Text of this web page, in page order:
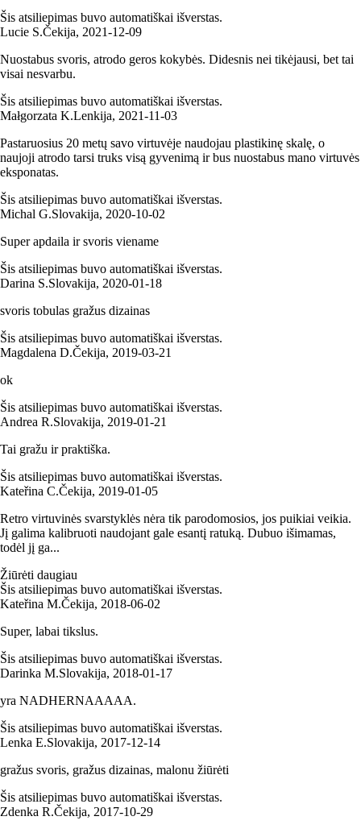
Šis atsiliepimas buvo automatiškai išverstas.
Lucie S.Čekija, 2021‑12‑09
Nuostabus svoris, atrodo geros kokybės. Didesnis nei tikėjausi, bet tai
visai nesvarbu.
Šis atsiliepimas buvo automatiškai išverstas.
Małgorzata K.Lenkija, 2021‑11‑03
Pastaruosius 20 metų savo virtuvėje naudojau plastikinę skalę, o
naujoji atrodo tarsi truks visą gyvenimą ir bus nuostabus mano virtuvės
eksponatas.
Šis atsiliepimas buvo automatiškai išverstas.
Michal G.Slovakija, 2020‑10‑02
Super apdaila ir svoris viename
Šis atsiliepimas buvo automatiškai išverstas.
Darina S.Slovakija, 2020‑01‑18
svoris tobulas gražus dizainas
Šis atsiliepimas buvo automatiškai išverstas.
Magdalena D.Čekija, 2019‑03‑21
ok
Šis atsiliepimas buvo automatiškai išverstas.
Andrea R.Slovakija, 2019‑01‑21
Tai gražu ir praktiška.
Šis atsiliepimas buvo automatiškai išverstas.
Kateřina C.Čekija, 2019‑01‑05
Retro virtuvinės svarstyklės nėra tik parodomosios, jos puikiai veikia.
Jį galima kalibruoti naudojant gale esantį ratuką. Dubuo išimamas,
todėl jį ga...
Žiūrėti daugiau
Šis atsiliepimas buvo automatiškai išverstas.
Kateřina M.Čekija, 2018‑06‑02
Super, labai tikslus.
Šis atsiliepimas buvo automatiškai išverstas.
Darinka M.Slovakija, 2018‑01‑17
yra NADHERNAAAAA.
Šis atsiliepimas buvo automatiškai išverstas.
Lenka E.Slovakija, 2017‑12‑14
gražus svoris, gražus dizainas, malonu žiūrėti
Šis atsiliepimas buvo automatiškai išverstas.
Zdenka R.Čekija, 2017‑10‑29